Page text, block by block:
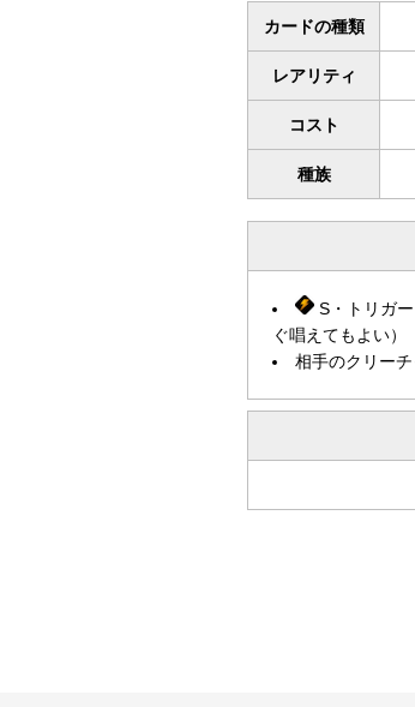
カードの種類
レアリティ
コスト
種族
S・トリガ
ぐ唱えてもよい）
相手のクリー